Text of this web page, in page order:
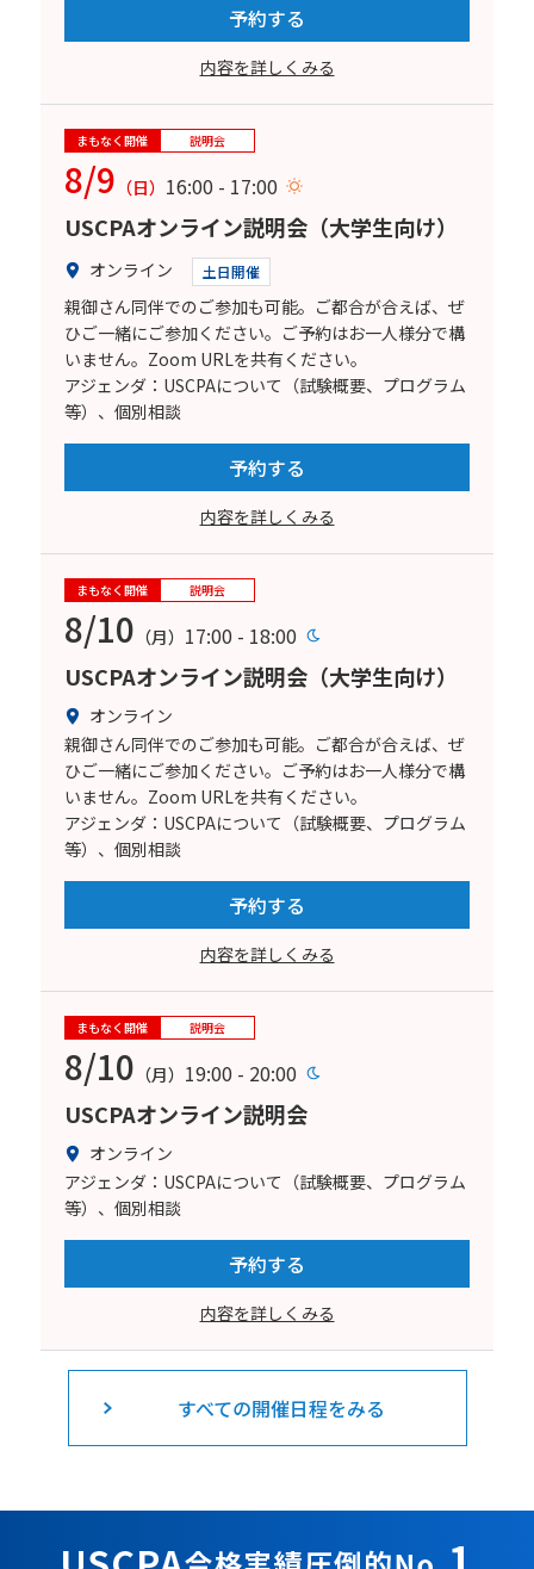
予約する
内容を詳しくみる
まもなく開催 説明会
8/9 （日） 16:00 - 17:00
USCPAオンライン説明会（大学生向け）
オンライン 土日開催
親御さん同伴でのご参加も可能。ご都合が合えば、ぜ
ひご一緒にご参加ください。ご予約はお一人様分で構
いません。Zoom URLを共有ください。
アジェンダ：USCPAについて（試験概要、プログラム
等）、個別相談
予約する
内容を詳しくみる
まもなく開催 説明会
8/10 （月） 17:00 - 18:00
USCPAオンライン説明会（大学生向け）
オンライン
親御さん同伴でのご参加も可能。ご都合が合えば、ぜ
ひご一緒にご参加ください。ご予約はお一人様分で構
いません。Zoom URLを共有ください。
アジェンダ：USCPAについて（試験概要、プログラム
等）、個別相談
予約する
内容を詳しくみる
まもなく開催 説明会
8/10 （月） 19:00 - 20:00
USCPAオンライン説明会
オンライン
アジェンダ：USCPAについて（試験概要、プログラム
等）、個別相談
予約する
内容を詳しくみる
すべての開催日程をみる